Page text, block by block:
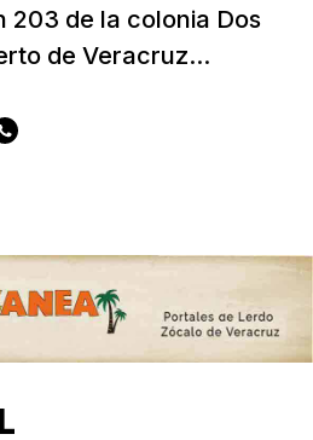
203 de la colonia Dos
de Veracruz...